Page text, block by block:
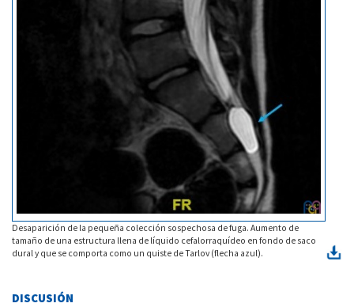
Desaparición de la pequeña colección sospechosa de fuga. Aumento de
tamaño de una estructura llena de líquido cefalorraquídeo en fondo de saco
dural y que se comporta como un quiste de Tarlov (flecha azul).
DISCUSIÓN